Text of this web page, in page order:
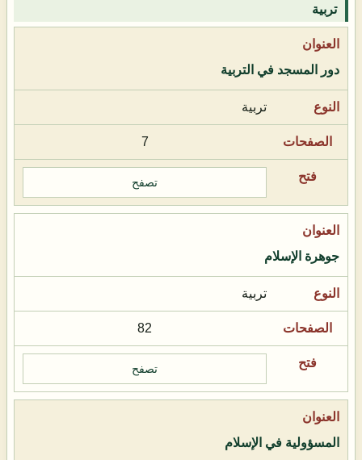
تربية
دور المسجد في التربية
تربية
7
تصفح
جوهرة الإسلام
تربية
82
تصفح
المسؤولية في الإسلام